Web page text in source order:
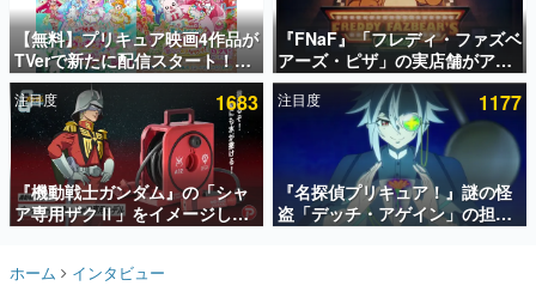
アプリセール情報
インタビュー
連載・特集一覧
殿堂入り記事
SNS拡散数が数千以上！ ページビュー数万以上！ などな
ど。多くの人々に読まれた、電ファミ渾身の“殿堂入り”記
事をまとめました。
名作ゲームクリエイターの方々に製作時のエピソードをお
【無料】プリキュア映画4作品が
TVerで新たに配信スタート！な
んと2018年～2024年の映画ほぼ
すべてが見放題に、ぶっちゃけ
ありえないラインナップ
『FNaF』「フレディ・ファズベ
アーズ・ピザ」の実店舗がアメ
リカの商業施設「American
Dream」に2027年オープン！
ScottGamesとの共同開発、食
事だけでなくステージショーや
没入型のホラー体験も楽しめる
注目度 1683
『機動戦士ガンダム』の「シャ
ア専用ザクⅡ」をイメージした
散水ホースリールが予約開始。
ークやジオン公国軍のエンブレ
注目度 1177
『名探偵プリキュア！』謎の怪
盗「デッチ・アゲイン」の担当
キャストは天﨑滉平さんと判
ホーム インタビュー